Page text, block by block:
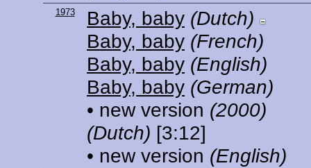
1973 Baby, baby (Dutch)
Baby, baby (French)
Baby, baby (English)
Baby, baby (German)
• new version (2000)
(Dutch) [3:12]
• new version (English)